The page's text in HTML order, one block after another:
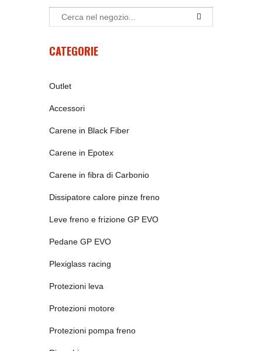
CATEGORIE
Outlet
Accessori
Carene in Black Fiber
Carene in Epotex
Carene in fibra di Carbonio
Dissipatore calore pinze freno
Leve freno e frizione GP EVO
Pedane GP EVO
Plexiglass racing
Protezioni leva
Protezioni motore
Protezioni pompa freno